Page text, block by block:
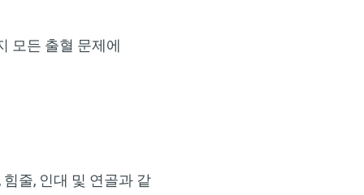
모든 출혈 문제에
줄, 인대 및 연골과 같